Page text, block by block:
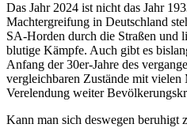
Das Jahr 2024 ist nicht das Jahr
Machtergreifung in Deutschland
SA-Horden durch die Straßen und
blutige Kämpfe. Auch gibt es
Anfang der 30er-Jahre des
vergleichbaren Zustände mit
Verelendung weiter
Kann man sich deswegen